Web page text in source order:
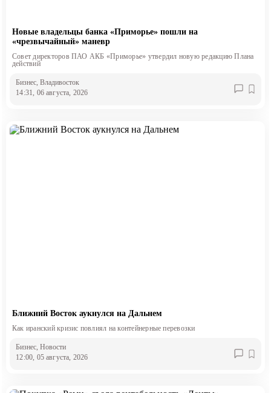
Новые владельцы банка «Приморье» пошли на
«чрезвычайный» маневр
Совет директоров ПАО АКБ «Приморье» утвердил новую редакцию Плана
действий
Бизнес, Владивосток
14:31, 06 августа, 2026
Ближний Восток аукнулся на Дальнем
Как иранский кризис повлиял на контейнерные перевозки
Бизнес, Новости
12:00, 05 августа, 2026